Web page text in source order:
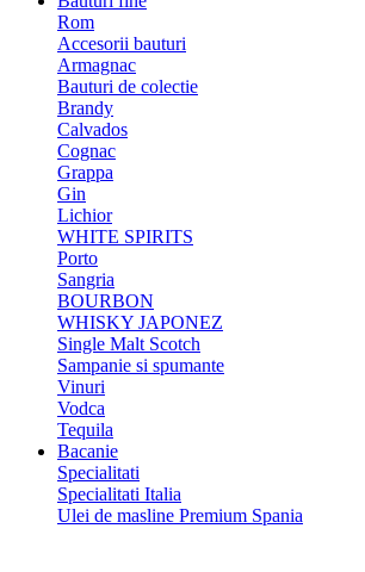
Rom
Accesorii bauturi
Armagnac
Bauturi de colectie
Brandy
Calvados
Cognac
Grappa
Gin
Lichior
WHITE SPIRITS
Porto
Sangria
BOURBON
WHISKY JAPONEZ
Single Malt Scotch
Sampanie si spumante
Vinuri
Vodca
Tequila
Bacanie
Specialitati
Specialitati Italia
Ulei de masline Premium Spania